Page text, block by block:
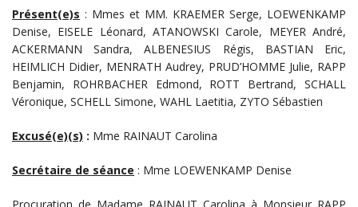
Présent(e)s : Mmes et MM. KRAEMER Serge, LOEWENKAMP
Denise, EISELE Léonard, ATANOWSKI Carole, MEYER André,
ACKERMANN Sandra, ALBENESIUS Régis, BASTIAN Eric,
HEIMLICH Didier, MENRATH Audrey, PRUD’HOMME Julie, RAPP
Benjamin, ROHRBACHER Edmond, ROTT Bertrand, SCHALL
Véronique, SCHELL Simone, WAHL Laetitia, ZYTO Sébastien
Excusé(e)(s) : Mme RAINAUT Carolina
Secrétaire de séance : Mme LOEWENKAMP Denise